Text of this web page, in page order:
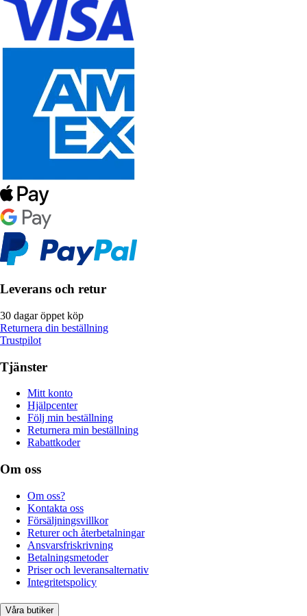
Leverans och retur
30 dagar öppet köp
Returnera din beställning
Trustpilot
Tjänster
Mitt konto
Hjälpcenter
Följ min beställning
Returnera min beställning
Rabattkoder
Om oss
Om oss?
Kontakta oss
Försäljningsvillkor
Returer och återbetalningar
Ansvarsfriskrivning
Betalningsmetoder
Priser och leveransalternativ
Integritetspolicy
Våra butiker